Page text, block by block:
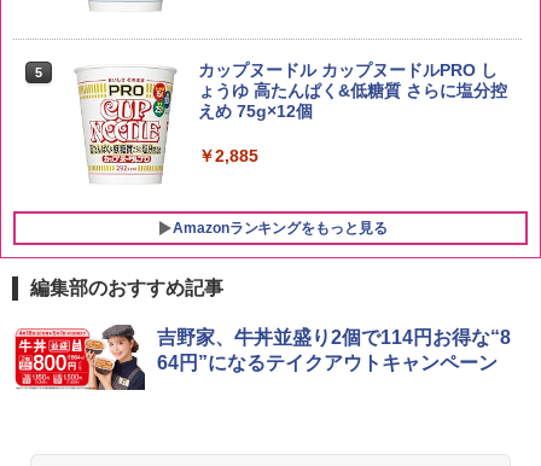
5
by Amazon あきたこまちブレンド 無洗
米 5kg
￥3,396
5
サントリー シングルモルト ウイスキー
白州 Story of the Distillery 2026 化粧箱
入 700ml
￥19,860
5
カップヌードル カップヌードルPRO し
ょうゆ 高たんぱく&低糖質 さらに塩分控
えめ 75g×12個
￥2,885
Amazonランキングをもっと見る
1
[山善] スチームオーブンレンジ 25L 一人
暮らし 二人暮らし フラットテーブル ス
チーム調理 自動メニュー19種搭載 角皿
編集部のおすすめ記事
吉野家、牛丼並盛り2個で114円お得な“8
64円”になるテイクアウトキャンペーン